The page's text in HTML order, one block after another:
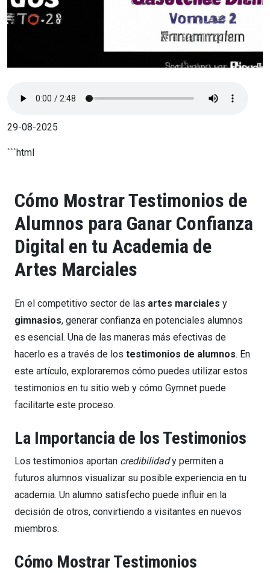
29-08-2025
```html
Cómo Mostrar Testimonios de
Alumnos para Ganar Confianza
Digital en tu Academia de
Artes Marciales
En el competitivo sector de las artes marciales y
gimnasios, generar confianza en potenciales alumnos
es esencial. Una de las maneras más efectivas de
hacerlo es a través de los testimonios de alumnos. En
este artículo, exploraremos cómo puedes utilizar estos
testimonios en tu sitio web y cómo Gymnet puede
facilitarte este proceso.
La Importancia de los Testimonios
Los testimonios aportan credibilidady permiten a
futuros alumnos visualizar su posible experiencia en tu
academia. Un alumno satisfecho puede influir en la
decisión de otros, convirtiendo a visitantes en nuevos
miembros.
Cómo Mostrar Testimonios